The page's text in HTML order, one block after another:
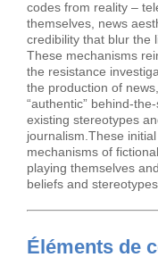
codes from reality –
themselves, news
credibility that blur the
These mechanisms
the resistance
the production of
“authentic” behind-
existing stereotypes
journalism.These
mechanisms of
playing themselves
beliefs and
Éléments de